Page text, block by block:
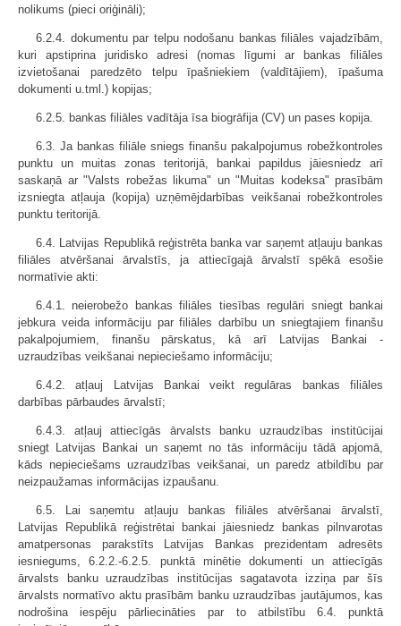
nolikums (pieci oriģināli);
6.2.4. dokumentu par telpu nodošanu bankas filiāles vajadzībām,
kuri apstiprina juridisko adresi (nomas līgumi ar bankas filiāles
izvietošanai paredzēto telpu īpašniekiem (valdītājiem), īpašuma
dokumenti u.tml.) kopijas;
6.2.5. bankas filiāles vadītāja īsa biogrāfija (CV) un pases kopija.
6.3. Ja bankas filiāle sniegs finanšu pakalpojumus robežkontroles
punktu un muitas zonas teritorijā, bankai papildus jāiesniedz arī
saskaņā ar "Valsts robežas likuma" un "Muitas kodeksa" prasībām
izsniegta atļauja (kopija) uzņēmējdarbības veikšanai robežkontroles
punktu teritorijā.
6.4. Latvijas Republikā reģistrēta banka var saņemt atļauju bankas
filiāles atvēršanai ārvalstīs, ja attiecīgajā ārvalstī spēkā esošie
normatīvie akti:
6.4.1. neierobežo bankas filiāles tiesības regulāri sniegt bankai
jebkura veida informāciju par filiāles darbību un sniegtajiem finanšu
pakalpojumiem, finanšu pārskatus, kā arī Latvijas Bankai -
uzraudzības veikšanai nepieciešamo informāciju;
6.4.2. atļauj Latvijas Bankai veikt regulāras bankas filiāles
darbības pārbaudes ārvalstī;
6.4.3. atļauj attiecīgās ārvalsts banku uzraudzības institūcijai
sniegt Latvijas Bankai un saņemt no tās informāciju tādā apjomā,
kāds nepieciešams uzraudzības veikšanai, un paredz atbildību par
neizpaužamas informācijas izpaušanu.
6.5. Lai saņemtu atļauju bankas filiāles atvēršanai ārvalstī,
Latvijas Republikā reģistrētai bankai jāiesniedz bankas pilnvarotas
amatpersonas parakstīts Latvijas Bankas prezidentam adresēts
iesniegums, 6.2.2.-6.2.5. punktā minētie dokumenti un attiecīgās
ārvalsts banku uzraudzības institūcijas sagatavota izziņa par šīs
ārvalsts normatīvo aktu prasībām banku uzraudzības jautājumos, kas
nodrošina iespēju pārliecināties par to atbilstību 6.4. punktā